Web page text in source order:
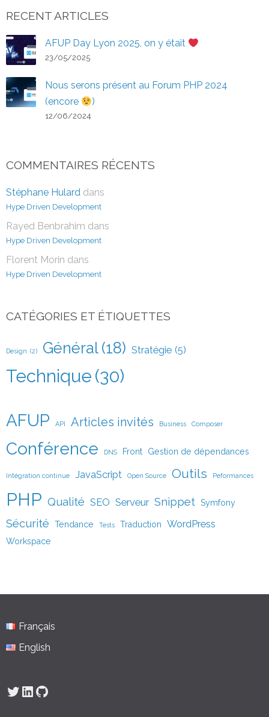
RECENT ARTICLES
AFUP Day Lyon 2025, on y était
23/05/2025
Nous serons présent au Forum PHP 2024
(encore
)
12/06/2024
COMMENTAIRES RÉCENTS
Stéphane Hulard dans
Hype Driven Development
Rayed Benbrahim dans
Hype Driven Development
Florent Morin dans
Hype Driven Development
CATÉGORIES ET ÉTIQUETTES
Design (2) Général (18) Stratégie (5)
Technique (30)
AFUP API Articles invités Business Composer
Conférence DNS Front Gestion de dépendances
Intégration continue JavaScript Open Source Outils Peformances
PHP Qualité SEO Serveur Snippet Symfony
Sécurité Tendance Tests Traduction WordPress
Workspace
Français
English
Twitter
LinkedIn
GitHub